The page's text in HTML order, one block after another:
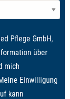
Pflege GmbH,
über
mich
Einwilligung
kann